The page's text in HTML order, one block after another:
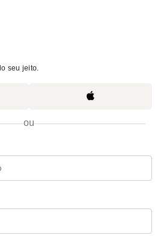
seu jeito.
ou